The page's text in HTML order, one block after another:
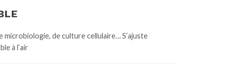
de culture cellulaire… S’ajuste
à l’air